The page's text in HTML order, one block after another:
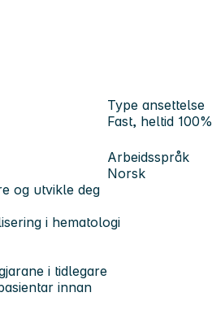
Type ansettelse
Fast, heltid 100%
Arbeidsspråk
Norsk
og utvikle deg
i hematologi
i tidlegare
innan